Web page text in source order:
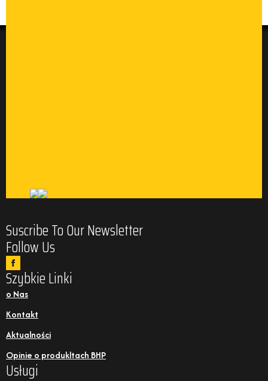
Suscribe To Our Newsletter
Follow Us
Szybkie Linki
o Nas
Kontakt
Aktualności
Opinie o produkltach BHP
Usługi